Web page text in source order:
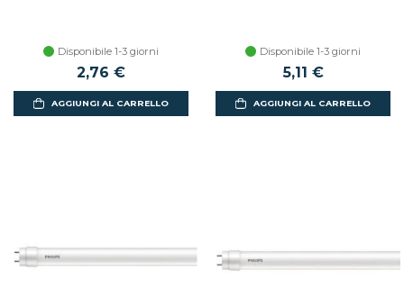
Disponibile 1-3 giorni
2,76 €
AGGIUNGI AL CARRELLO
Disponibile 1-3 giorni
5,11 €
AGGIUNGI AL CARRELLO